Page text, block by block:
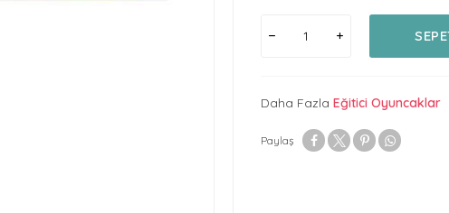
Daha Fazla Eğitici Oyuncaklar
Paylaş